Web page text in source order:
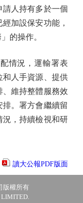
人持有多於一個
加設保安功能，
的操作。
情況，運輸署表
和人手資源、提供
維持整體服務效
。署方會繼續留
況，持續檢視和研
讀大公報PDF版面
版權所有